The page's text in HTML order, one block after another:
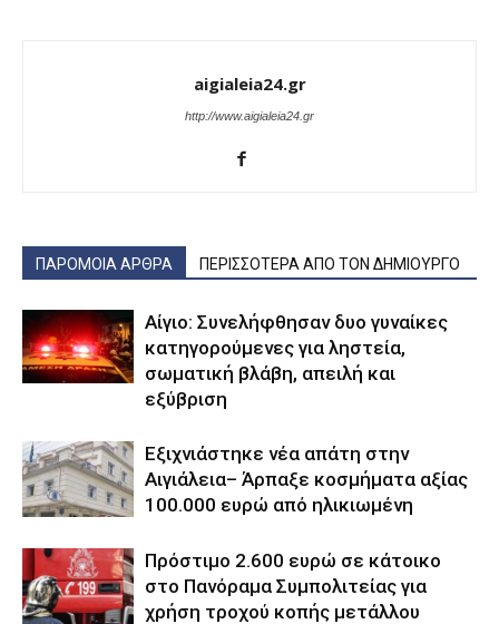
aigialeia24.gr
http://www.aigialeia24.gr
ΠΑΡΟΜΟΙΑ ΑΡΘΡΑ ΠΕΡΙΣΣΟΤΕΡΑ ΑΠΟ ΤΟΝ ΔΗΜΙΟΥΡΓΟ
Αίγιο: Συνελήφθησαν δυο γυναίκες
κατηγορούμενες για ληστεία,
σωματική βλάβη, απειλή και
εξύβριση
Εξιχνιάστηκε νέα απάτη στην
Αιγιάλεια– Άρπαξε κοσμήματα αξίας
100.000 ευρώ από ηλικιωμένη
Πρόστιμο 2.600 ευρώ σε κάτοικο
στο Πανόραμα Συμπολιτείας για
χρήση τροχού κοπής μετάλλου